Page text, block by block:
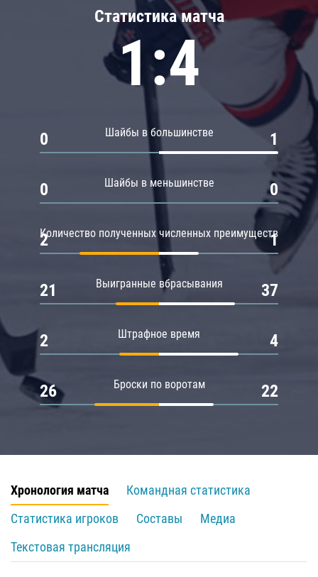
Статистика матча
1:4
Шайбы в большинстве
0 1
Шайбы в меньшинстве
0 0
Количество полученных численных преимуществ
2 1
Выигранные вбрасывания
21 37
Штрафное время
2 4
Броски по воротам
26 22
Хронология матча
Командная статистика
Статистика игроков
Составы
Медиа
Текстовая трансляция